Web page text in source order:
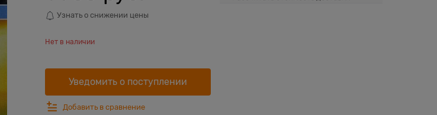
Узнать о снижении цены
Нет в наличии
Уведомить о поступлении
Добавить в сравнение